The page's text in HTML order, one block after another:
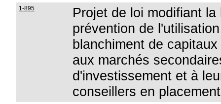
1-895
Projet de loi modifiant
prévention de
blanchiment de
aux marchés
d'investissement et à
conseillers en